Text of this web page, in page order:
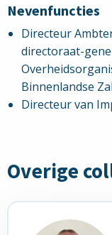
Nevenfuncties
Directeur
directoraat-
Binnenlandse
Directeur van
Overige
Lees